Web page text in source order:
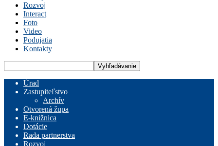
Rozvoj
Interact
Foto
Video
Podujatia
Kontakty
Úrad
Zastupiteľstvo
Archív
Otvorená župa
E-knižnica
Dotácie
Rada partnerstva
Rozvoj